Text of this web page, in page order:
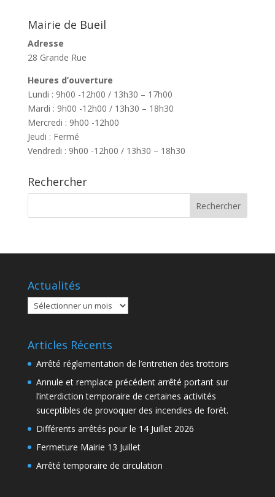
Mairie de Bueil
Adresse
28 Grande Rue
Heures d’ouverture
Lundi : 9h00 -12h00 / 13h30 – 17h00
Mardi : 9h00 -12h00 / 13h30 – 18h30
Mercredi : 9h00 -12h00
Jeudi : Fermé
Vendredi : 9h00 -12h00 / 13h30 – 18h30
Rechercher
Actualités
Actualités
Articles Récents
Arrêté réglementation de l’entretien des trottoirs
Annule et remplace précédent arrêté portant sur
l’interdiction temporaire de certaines activités
suceptibles de provoquer des incendies de forêt.
Différents arrêtés pour le 14 Juillet 2026
Fermeture Mairie 13 Juillet
Arrêté temporaire de circulation